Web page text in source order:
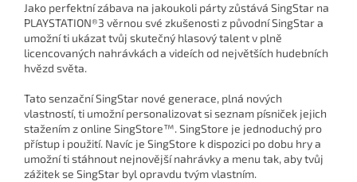
Jako perfektní zábava na jakoukoli párty zůstává SingStar na
PLAYSTATION®3 věrnou své zkušenosti z původní SingStar a
umožní ti ukázat tvůj skutečný hlasový talent v plně
licencovaných nahrávkách a videích od největších hudebních
hvězd světa.
Tato senzační SingStar nové generace, plná nových
vlastností, ti umožní personalizovat si seznam písniček jejich
stažením z online SingStore™. SingStore je jednoduchý pro
přístup i použití. Navíc je SingStore k dispozici po dobu hry a
umožní ti stáhnout nejnovější nahrávky a menu tak, aby tvůj
zážitek se SingStar byl opravdu tvým vlastním.